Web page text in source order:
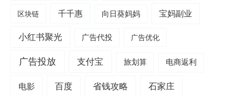
区块链 千千惠 向日葵妈妈 宝妈副业
小红书聚光 广告代投 广告优化
广告投放 支付宝 旅划算 电商返利
电影 百度 省钱攻略 石家庄